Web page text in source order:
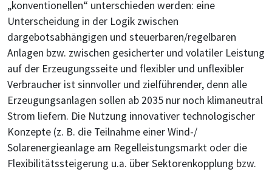
„konventionellen“ unterschieden werden: eine
Unterscheidung in der Logik zwischen
dargebotsabhängigen und steuerbaren/regelbaren
Anlagen bzw. zwischen gesicherter und volatiler Leistung
auf der Erzeugungsseite und flexibler und unflexibler
Verbraucher ist sinnvoller und zielführender, denn alle
Erzeugungsanlagen sollen ab 2035 nur noch klimaneutral
Strom liefern. Die Nutzung innovativer technologischer
Konzepte (z. B. die Teilnahme einer Wind-/
Solarenergieanlage am Regelleistungsmarkt oder die
Flexibilitätssteigerung u.a. über Sektorenkopplung bzw.